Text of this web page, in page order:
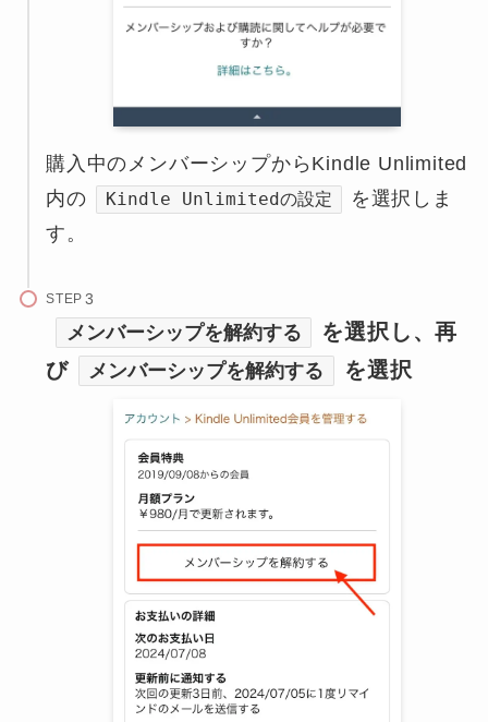
購入中のメンバーシップからKindle Unlimited
内の
Kindle Unlimitedの設定
を選択しま
す。
STEP
メンバーシップを解約する
を選択し、再
び
メンバーシップを解約する を選択